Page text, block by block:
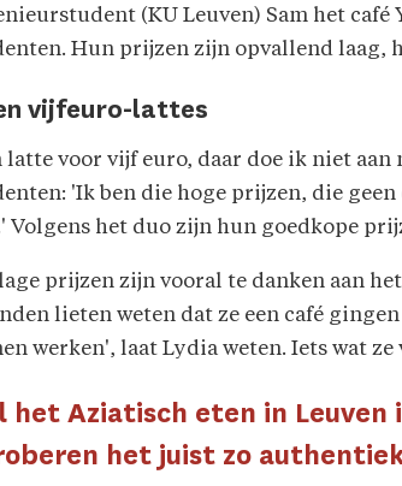
(KU Leuven) Sam het café
Hun prijzen zijn opvallend laag,
vijfeuro-lattes
latte voor vijf euro, daar doe ik niet
'Ik ben die hoge prijzen, die
Volgens het duo zijn hun goedkope
prijzen zijn vooral te danken aan
lieten weten dat ze een café
werken', laat Lydia weten. Iets wat
het Aziatisch eten in Leuven
het juist zo